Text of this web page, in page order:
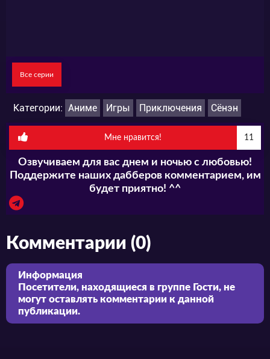
Все серии
Категории: Аниме Игры Приключения Сёнэн
Мне нравится! 11
Озвучиваем для вас днем и ночью с любовью!
Поддержите наших дабберов комментарием, им
будет приятно! ^^
Комментарии (0)
Информация
Посетители, находящиеся в группе Гости, не
могут оставлять комментарии к данной
публикации.